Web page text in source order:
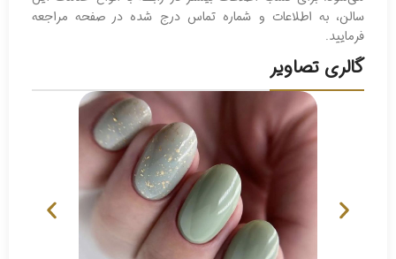
سالن، به اطلاعات و شماره تماس درج شده در صفحه مراجعه
فرمایید.
گالری تصاویر